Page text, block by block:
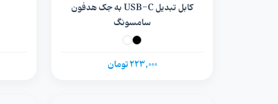
کابل تبدیل USB-C به جک هدفون
سامسونگ
223,000 تومان